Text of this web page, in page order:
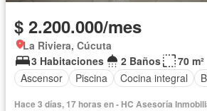
$ 2.200.000/mes
La Riviera, Cúcuta
3 Habitaciones
2 Baños
70 m²
Ascensor
Piscina Cocina integral
Hace 3 días, 17 horas en - HC Asesoría